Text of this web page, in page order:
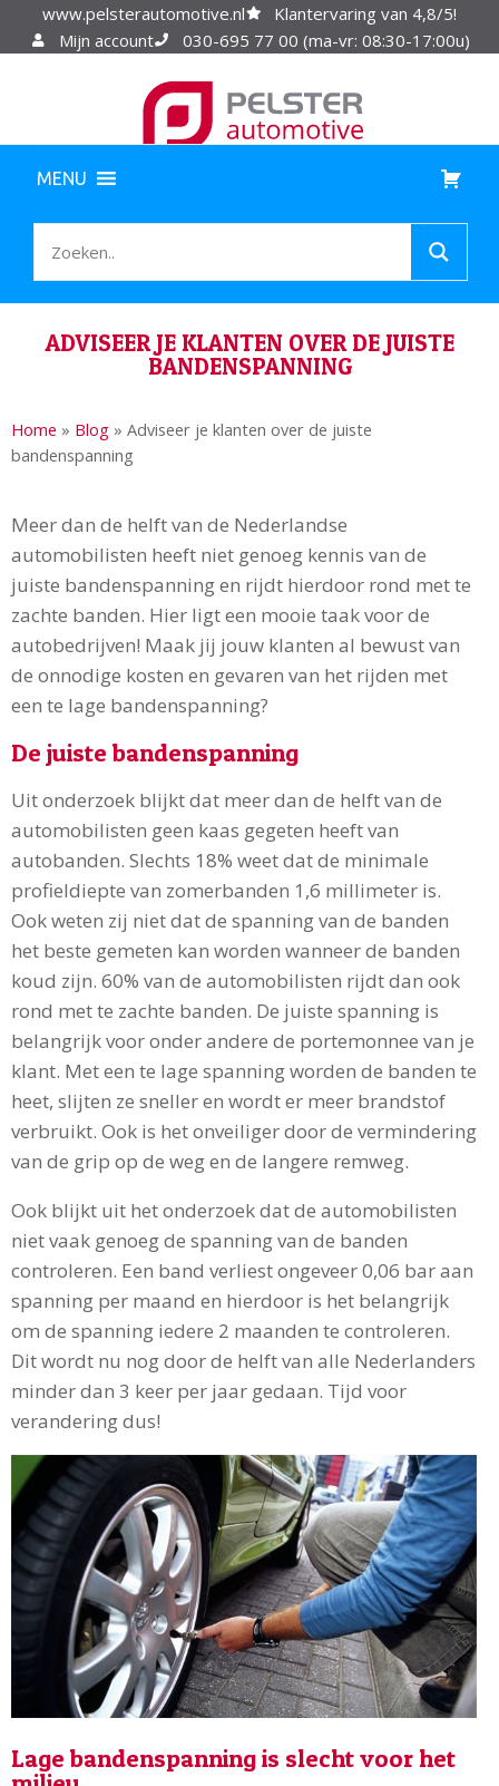
www.pelsterautomotive.nl
Klantervaring van 4,8/5!
Mijn account
030-695 77 00 (ma-vr: 08:30-17:00u)
MENU
ADVISEER JE KLANTEN OVER DE JUISTE
BANDENSPANNING
Home » Blog » Adviseer je klanten over de juiste
bandenspanning
Meer dan de helft van de Nederlandse
automobilisten heeft niet genoeg kennis van de
juiste bandenspanning en rijdt hierdoor rond met te
zachte banden. Hier ligt een mooie taak voor de
autobedrijven! Maak jij jouw klanten al bewust van
de onnodige kosten en gevaren van het rijden met
een te lage bandenspanning?
De juiste bandenspanning
Uit onderzoek blijkt dat meer dan de helft van de
automobilisten geen kaas gegeten heeft van
autobanden. Slechts 18% weet dat de minimale
profieldiepte van zomerbanden 1,6 millimeter is.
Ook weten zij niet dat de spanning van de banden
het beste gemeten kan worden wanneer de banden
koud zijn. 60% van de automobilisten rijdt dan ook
rond met te zachte banden. De juiste spanning is
belangrijk voor onder andere de portemonnee van je
klant. Met een te lage spanning worden de banden te
heet, slijten ze sneller en wordt er meer brandstof
verbruikt. Ook is het onveiliger door de vermindering
van de grip op de weg en de langere remweg.
Ook blijkt uit het onderzoek dat de automobilisten
niet vaak genoeg de spanning van de banden
controleren. Een band verliest ongeveer 0,06 bar aan
spanning per maand en hierdoor is het belangrijk
om de spanning iedere 2 maanden te controleren.
Dit wordt nu nog door de helft van alle Nederlanders
minder dan 3 keer per jaar gedaan. Tijd voor
verandering dus!
Lage bandenspanning is slecht voor het